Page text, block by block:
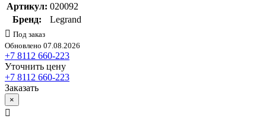
Артикул: 020092
Бренд:
Legrand
Под заказ
Обновлено 07.08.2026
+7 8112 660-223
Уточнить цену
+7 8112 660-223
Заказать
×